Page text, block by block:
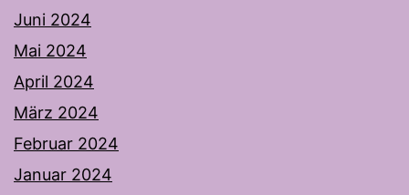
Juni 2024
Mai 2024
April 2024
März 2024
Februar 2024
Januar 2024